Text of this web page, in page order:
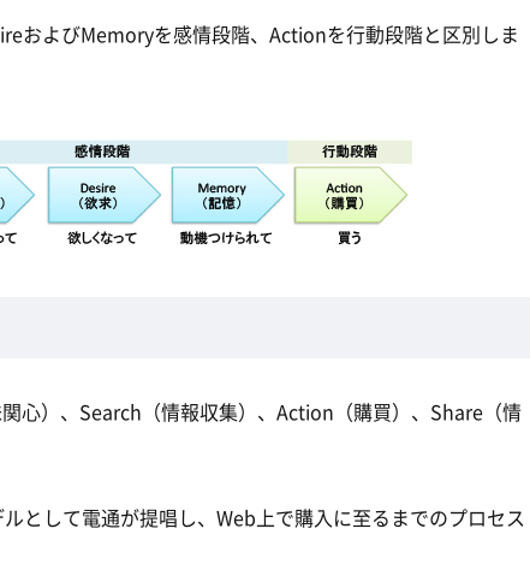
およびMemoryを感情段階、Actionを行動段階と区別しま
心）、Search（情報収集）、Action（購買）、Share（情
として電通が提唱し、Web上で購入に至るまでのプロセス